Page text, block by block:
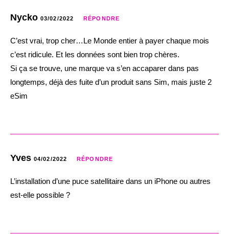
Nycko 03/02/2022 RÉPONDRE
C’est vrai, trop cher…Le Monde entier à payer chaque mois
c’est ridicule. Et les données sont bien trop chères.
Si ça se trouve, une marque va s’en accaparer dans pas
longtemps, déjà des fuite d’un produit sans Sim, mais juste 2
eSim
Yves 04/02/2022 RÉPONDRE
L’installation d’une puce satellitaire dans un iPhone ou autres
est-elle possible ?